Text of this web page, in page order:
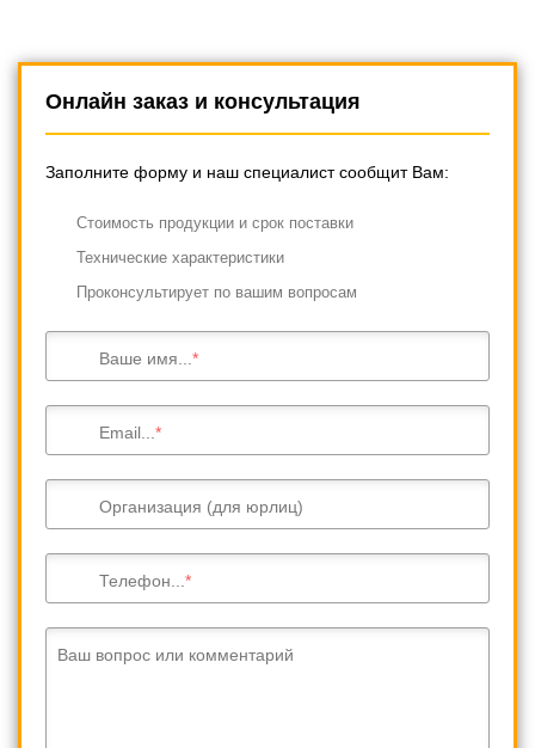
Онлайн заказ и консультация
Заполните форму и наш специалист сообщит Вам:
Cтоимость продукции и срок поставки
Технические характеристики
Проконсультирует по вашим вопросам
Ваше имя...
Email...
Организация (для юрлиц)
Телефон...
Ваш вопрос или комментарий